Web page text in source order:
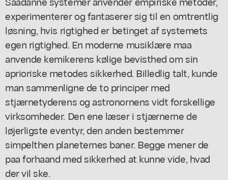
experimenterer og fantaserer sig til en omtrentlig
løsning, hvis rigtighed er betinget af systemets
egen rigtighed. En moderne musiklære maa
anvende kemikerens kølige bevisthed om sin
aprioriske metodes sikkerhed. Billedlig talt, kunde
man sammenligne de to principer med
stjærnetyderens og astronornens vidt forskellige
virksomheder. Den ene læser i stjærnerne de
løjerligste eventyr, den anden bestemmer
simpelthen planeternes baner. Begge mener de
paa forhaand med sikkerhed at kunne vide, hvad
der vil ske.